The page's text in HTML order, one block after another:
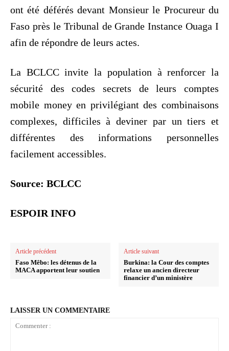
ont été déférés devant Monsieur le Procureur du
Faso près le Tribunal de Grande Instance Ouaga I
afin de répondre de leurs actes.
La BCLCC invite la population à renforcer la
sécurité des codes secrets de leurs comptes
mobile money en privilégiant des combinaisons
complexes, difficiles à deviner par un tiers et
différentes des informations personnelles
facilement accessibles.
Source: BCLCC
ESPOIR INFO
Article précédent
Faso Mêbo: les détenus de la
MACA apportent leur soutien
Article suivant
Burkina: la Cour des comptes
relaxe un ancien directeur
financier d’un ministère
LAISSER UN COMMENTAIRE